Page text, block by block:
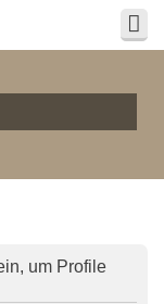
um Profile